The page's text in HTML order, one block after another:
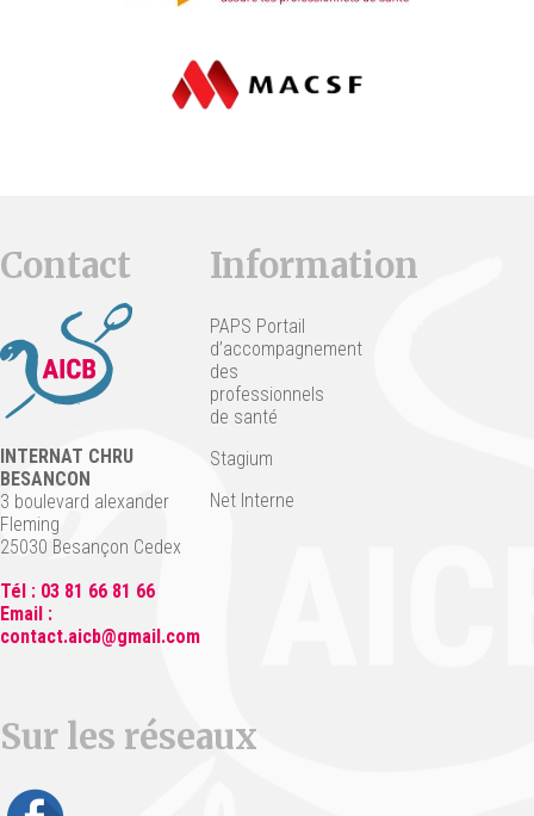
Contact
INTERNAT CHRU
BESANCON
3 boulevard alexander
Fleming
25030 Besançon Cedex
Tél : 03 81 66 81 66
Email :
contact.aicb@gmail.com
Information
PAPS Portail
d’accompagnement
des
professionnels
de santé
Stagium
Net Interne
Sur les réseaux